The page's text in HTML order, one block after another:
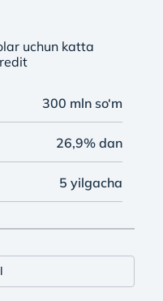
uchun katta
300 mln so‘m
26,9% dan
5 yilgacha